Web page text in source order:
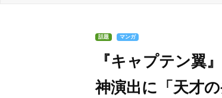
話題 マンガ
『キャプテン翼
神演出に「天才